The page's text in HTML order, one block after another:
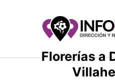
Florerías a